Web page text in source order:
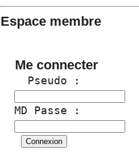
Espace membre
Me connecter
  Pseudo :
MD Passe :